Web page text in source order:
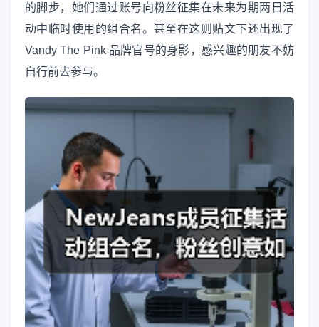
的脚步，她们通过账号向粉丝征集在未来为期两日活
动中临时使用的组合名。甚至在这则贴文下还出现了
Vandy The Pink 品牌官号的身影，感兴趣的朋友不妨
自行前去参与。